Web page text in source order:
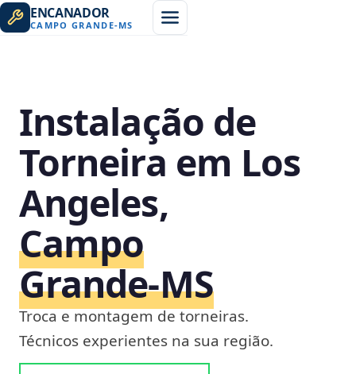
ENCANADOR
CAMPO GRANDE-MS
Instalação de
Torneira em Los
Angeles,
Campo
Grande‑MS
Troca e montagem de torneiras.
Técnicos experientes na sua região.